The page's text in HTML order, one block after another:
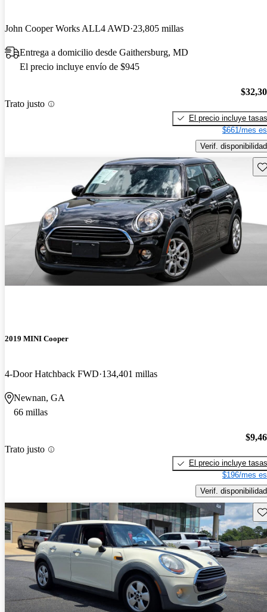
John Cooper Works ALL4 AWD 23,805 millas
Entrega a domicilio desde Gaithersburg, MD
El precio incluye envío de $945
Trato justo
El precio incluye tasas
$661/mes
Verif. disponibilidad
2019 MINI Cooper
4-Door Hatchback FWD 134,401 millas
Newnan, GA
66 millas
Trato justo
El precio incluye tasas
$196/mes
Verif. disponibilidad